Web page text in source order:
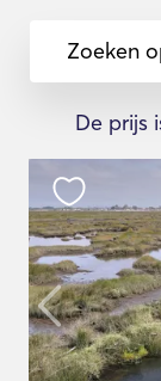
Zoeken
De prijs